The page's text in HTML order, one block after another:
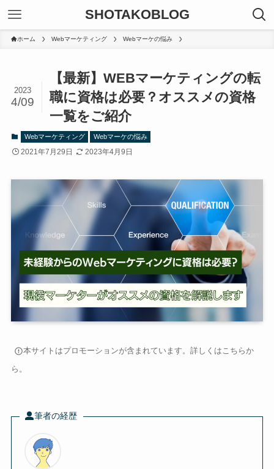
SHOTAKOBLOG
ホーム Webマーケティング Webマーケの悩み
【最新】WEBマーケティングの転
職に資格は必要？オススメの資格
一覧をご紹介
2023
4/09
Webマーケティング Webマーケの悩み
2021年7月29日 2023年4月9日
本サイトはプロモーションが含まれています。詳しくはこちらか
ら。
筆者の経歴